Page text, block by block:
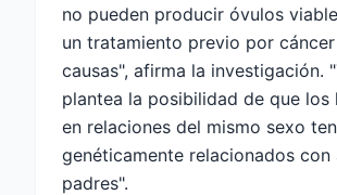
no pueden producir óvulos
un tratamiento previo por
causas", afirma la investigación.
plantea la posibilidad de que los
en relaciones del mismo sexo
genéticamente relacionados con
padres".